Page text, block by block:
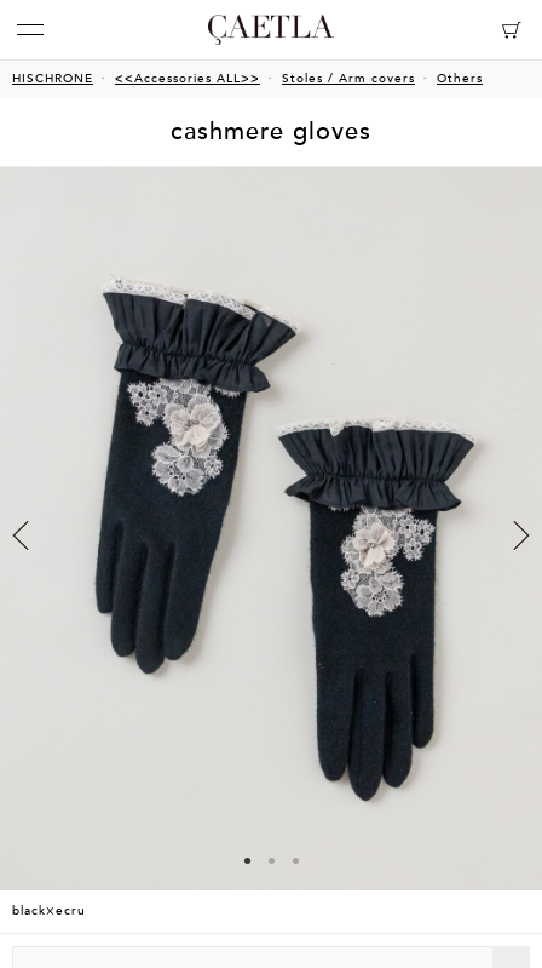
HISCHRONE <<Accessories ALL>> Stoles / Arm covers Others
cashmere gloves
black×ecru